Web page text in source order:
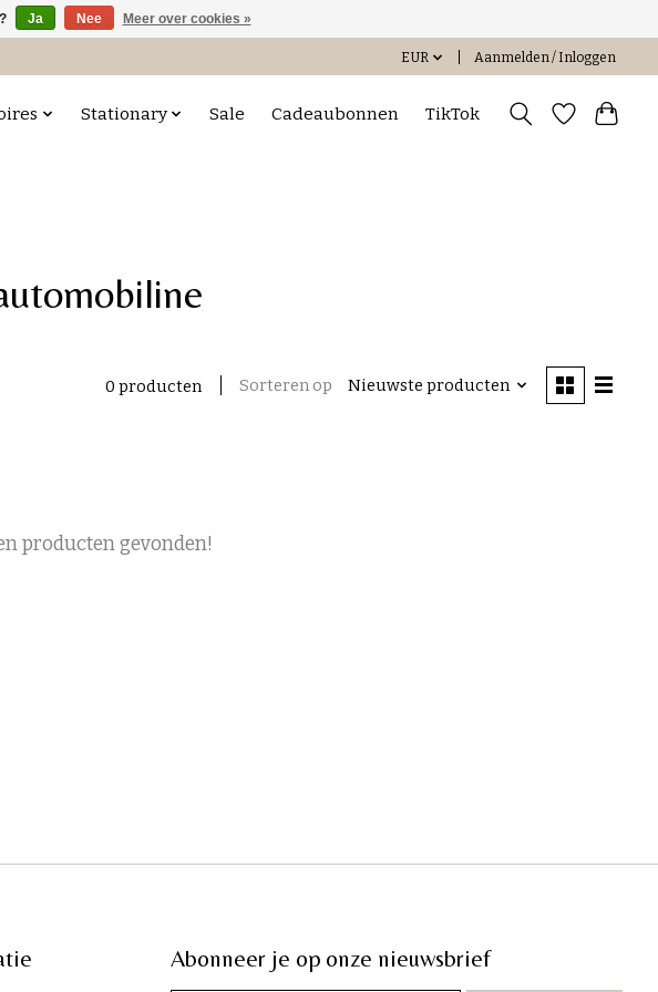
EUR Aanmelden / Inloggen
Stationary Sale Cadeaubonnen TikTok
0 producten Sorteren op Nieuwste producten
producten gevonden!
Abonneer je op onze nieuwsbrief
Ja Nee Meer over cookies »